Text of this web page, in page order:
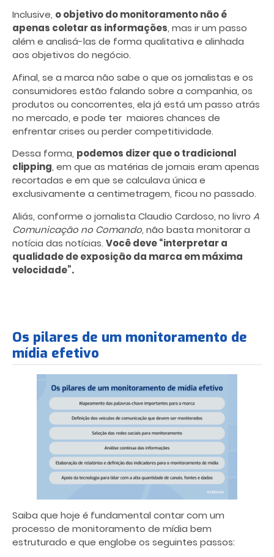
Inclusive, o objetivo do monitoramento não é
apenas coletar as informações, mas ir um passo
além e analisá-las de forma qualitativa e alinhada
aos objetivos do negócio.
Afinal, se a marca não sabe o que os jornalistas e os
consumidores estão falando sobre a companhia, os
produtos ou concorrentes, ela já está um passo atrás
no mercado, e pode ter maiores chances de
enfrentar crises ou perder competitividade.
Dessa forma, podemos dizer que o tradicional
clipping, em que as matérias de jornais eram apenas
recortadas e em que se calculava única e
exclusivamente a centimetragem, ficou no passado.
Aliás, conforme o jornalista Claudio Cardoso, no livro A
Comunicação no Comando, não basta monitorar a
notícia das notícias. Você deve “interpretar a
qualidade de exposição da marca em máxima
velocidade”.
Os pilares de um monitoramento de
mídia efetivo
Saiba que hoje é fundamental contar com um
processo de monitoramento de mídia bem
estruturado e que englobe os seguintes passos: